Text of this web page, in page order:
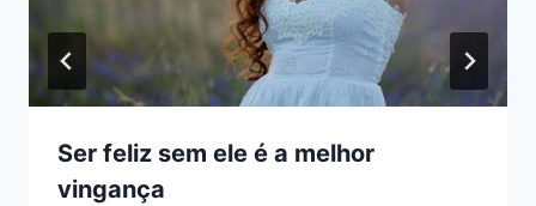
Ser feliz sem ele é a melhor
vingança